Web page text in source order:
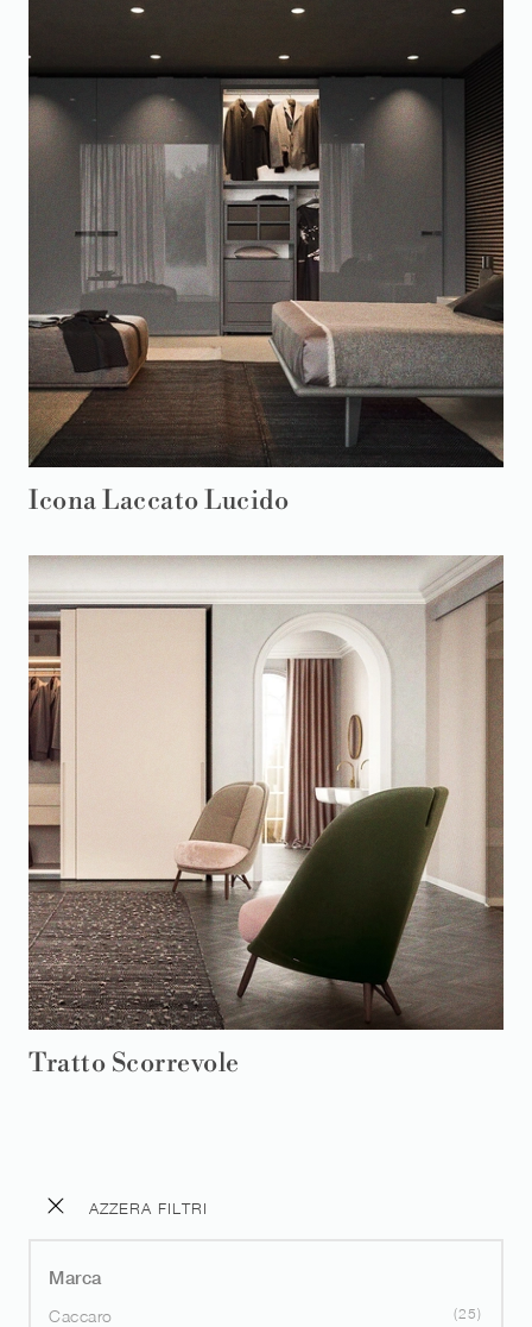
AZZERA FILTRI
Marca
Caccaro
25
Icona Laccato Lucido
Tratto Scorrevole